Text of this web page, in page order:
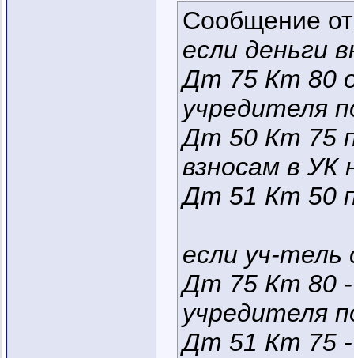
Сообщение
если деньги
Дт 75 Кт 80
учредителя
Дт 50 Кт 75
взносам в УК
Дт 51 Кт 50
если уч-тель
Дт 75 Кт 80 -
учредителя
Дт 51 Кт 75 -